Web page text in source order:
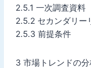
2.5.1 一次調査資料
2.5.2 セカンダリー
2.5.3 前提条件
3 市場トレンドの